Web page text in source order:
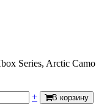
Series, Arctic Camo
+ В корзину